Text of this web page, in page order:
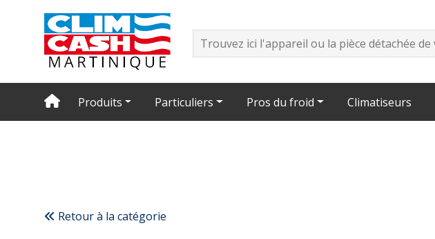
Produits Particuliers Pros du froid Climatiseurs
Retour à la catégorie